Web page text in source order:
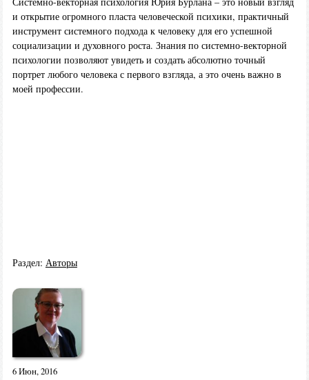
и открытие огромного пласта человеческой психики, практичный
инструмент системного подхода к человеку для его успешной
социализации и духовного роста. Знания по системно-векторной
психологии позволяют увидеть и создать абсолютно точный
портрет любого человека с первого взгляда, а это очень важно в
моей профессии.
Раздел: Авторы
6 Июн, 2016